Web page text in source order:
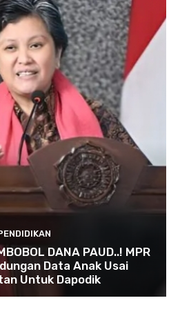
DANA PAUD..! MPR
Data Anak Usai
Untuk Dapodik